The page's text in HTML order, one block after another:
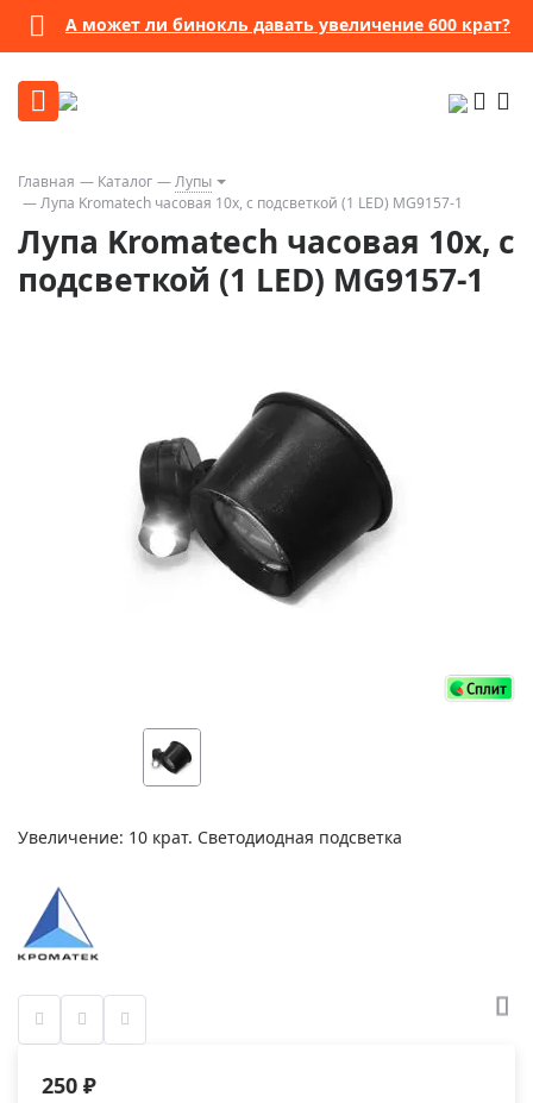
А может ли бинокль давать увеличение 600 крат?
Главная Каталог
Лупы
Лупа Kromatech часовая 10х, с подсветкой (1 LED) MG9157-1
Лупа Kromatech часовая 10х, с
подсветкой (1 LED) MG9157-1
Увеличение: 10 крат. Светодиодная подсветка
250 ₽